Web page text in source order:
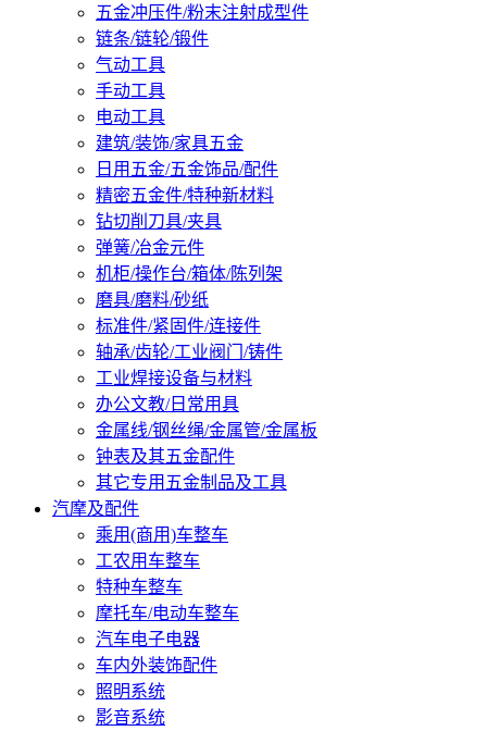
五金冲压件/粉末注射成型件
链条/链轮/锻件
气动工具
手动工具
电动工具
建筑/装饰/家具五金
日用五金/五金饰品/配件
精密五金件/特种新材料
钻切削刀具/夹具
弹簧/冶金元件
机柜/操作台/箱体/陈列架
磨具/磨料/砂纸
标准件/紧固件/连接件
轴承/齿轮/工业阀门/铸件
工业焊接设备与材料
办公文教/日常用具
金属线/钢丝绳/金属管/金属板
钟表及其五金配件
其它专用五金制品及工具
汽摩及配件
乘用(商用)车整车
工农用车整车
特种车整车
摩托车/电动车整车
汽车电子电器
车内外装饰配件
照明系统
影音系统